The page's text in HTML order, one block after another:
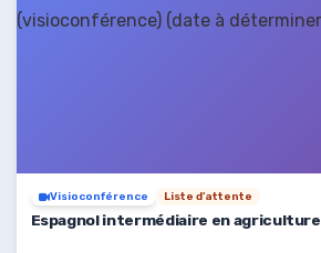
Visioconférence Liste d'attente
Espagnol intermédiaire en agriculture